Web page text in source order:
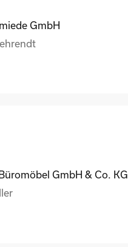
GmbH
GmbH & Co. KG